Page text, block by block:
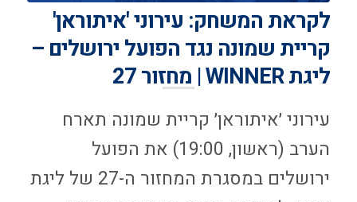
לקראת המשחק: עירוני 'איתוראן'
קריית שמונה נגד הפועל ירושלים –
ליגת WINNER | מחזור 27
עירוני ׳איתוראן׳ קריית שמונה תארח
הערב (ראשון, 19:00) את הפועל
ירושלים במסגרת המחזור ה-27 של ליגת